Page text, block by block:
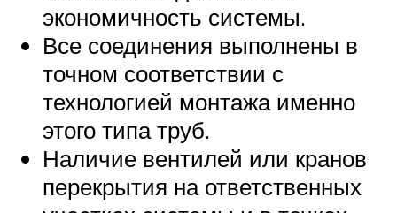
экономичность системы.
Все соединения выполнены в
точном соответствии с
технологией монтажа именно
этого типа труб.
Наличие вентилей или кранов
перекрытия на ответственных